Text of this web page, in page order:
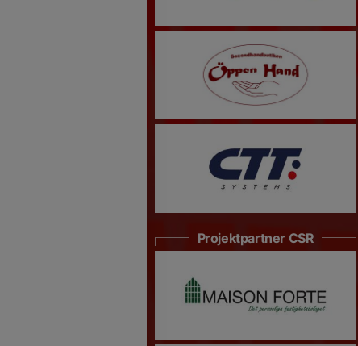
Projektpartner CSR